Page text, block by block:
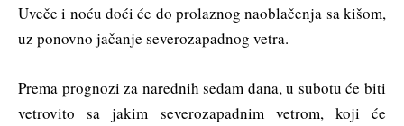
Uveče i noću doći će do prolaznog naoblačenja sa kišom,
uz ponovno jačanje severozapadnog vetra.
Prema prognozi za narednih sedam dana, u subotu će biti
vetrovito sa jakim severozapadnim vetrom, koji će